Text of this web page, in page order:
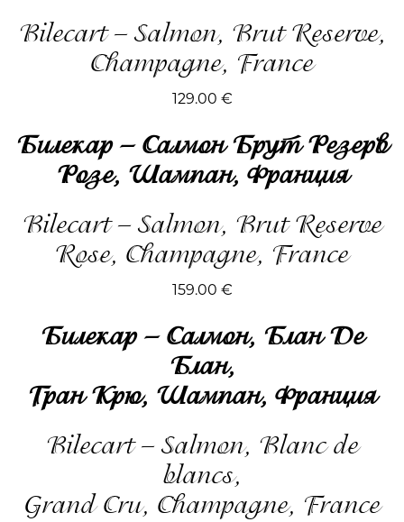
Bilecart – Salmon, Brut Reserve,
Champagne, France
129.00 €
Билекар – Салмон Брут Резерв
Розе, Шампан, Франция
Bilecart – Salmon, Brut Reserve
Rose, Champagne, France
159.00 €
Билекар – Салмон, Блан Де
Блан,
Гран Крю, Шампан, Франция
Bilecart – Salmon, Blanc de
blancs,
Grand Cru, Champagne, France